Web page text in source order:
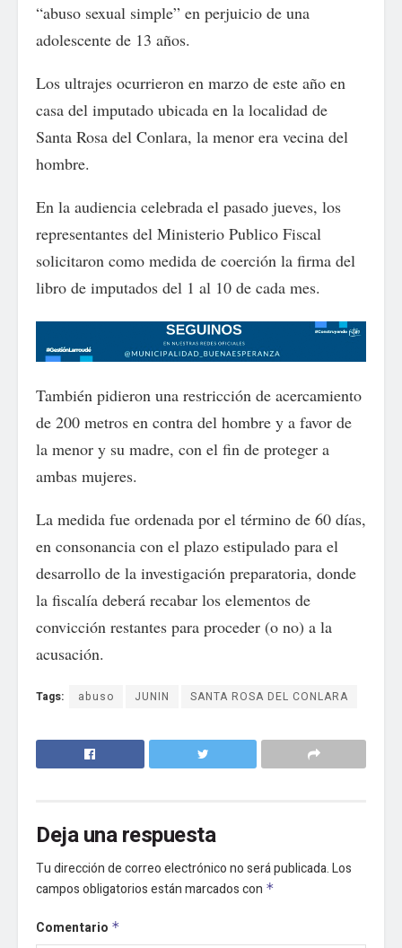
“abuso sexual simple” en perjuicio de una
adolescente de 13 años.
Los ultrajes ocurrieron en marzo de este año en
casa del imputado ubicada en la localidad de
Santa Rosa del Conlara, la menor era vecina del
hombre.
En la audiencia celebrada el pasado jueves, los
representantes del Ministerio Publico Fiscal
solicitaron como medida de coerción la firma del
libro de imputados del 1 al 10 de cada mes.
También pidieron una restricción de acercamiento
de 200 metros en contra del hombre y a favor de
la menor y su madre, con el fin de proteger a
ambas mujeres.
La medida fue ordenada por el término de 60 días,
en consonancia con el plazo estipulado para el
desarrollo de la investigación preparatoria, donde
la fiscalía deberá recabar los elementos de
convicción restantes para proceder (o no) a la
acusación.
Tags: abuso JUNIN SANTA ROSA DEL CONLARA
Deja una respuesta
Tu dirección de correo electrónico no será publicada.Los
campos obligatorios están marcados con *
Comentario *